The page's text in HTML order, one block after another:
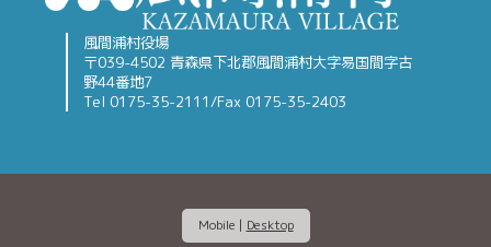
風間浦村役場
〒039-4502 青森県下北郡風間浦村大字易国間字古
野44番地7
Tel 0175-35-2111/Fax 0175-35-2403
Mobile | Desktop